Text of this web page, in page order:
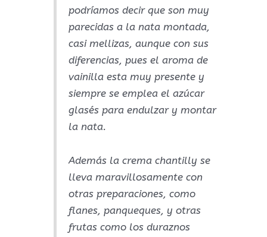
podríamos decir que son muy
parecidas a la nata montada,
casi mellizas, aunque con sus
diferencias, pues el aroma de
vainilla esta muy presente y
siempre se emplea el azúcar
glasés para endulzar y montar
la nata.
Además la crema chantilly se
lleva maravillosamente con
otras preparaciones, como
flanes, panqueques, y otras
frutas como los duraznos